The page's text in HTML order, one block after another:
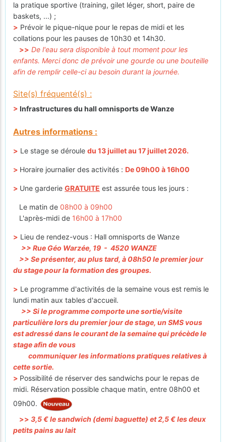
la pratique sportive (training, gilet léger, short, paire de
baskets, ...) ;
> Prévoir le pique-nique pour le repas de midi et les
collations pour les pauses de 10h30 et 14h30.
>> De l'eau sera disponible à tout moment pour les
enfants. Merci donc de prévoir une gourde ou une bouteille
afin de remplir celle-ci au besoin durant la journée.
Site(s) fréquenté(s) :
> Infrastructures du hall omnisports de Wanze
Autres informations :
> Le stage se déroule du 13 juillet au 17 juillet 2026.
> Horaire journalier des activités : De 09h00 à 16h00
> Une garderie GRATUITE est assurée tous les jours :
Le matin de 08h00 à 09h00
L'après-midi de 16h00 à 17h00
> Lieu de rendez-vous : Hall omnisports de Wanze
>> Rue Géo Warzée, 19 - 4520 WANZE
>> Se présenter, au plus tard, à 08h50 le premier jour
du stage pour la formation des groupes.
> Le programme d'activités de la semaine vous est remis le
lundi matin aux tables d'accueil.
>> Si le programme comporte une sortie/visite
particulière lors du premier jour de stage, un SMS vous
est adressé dans le courant de la semaine qui précède le
stage afin de vous
communiquer les informations pratiques relatives à
cette sortie.
> Possibilité de réserver des sandwichs pour le repas de
midi. Réservation possible chaque matin, entre 08h00 et
09h00.
>> 3,5 € le sandwich (demi baguette) et 2,5 € les deux
petits pains au lait